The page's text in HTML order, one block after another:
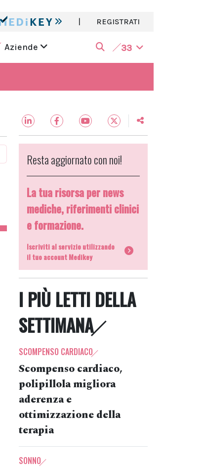
| REGISTRATI
Aziende 33
Resta aggiornato con noi!
La tua risorsa per news
mediche, riferimenti clinici
e formazione.
Iscriviti al servizio utilizzando
il tuo account Medikey
I PIÙ LETTI DELLA
SETTIMANA
SCOMPENSO CARDIACO
Scompenso cardiaco,
polipillola migliora
aderenza e
ottimizzazione della
terapia
SONNO